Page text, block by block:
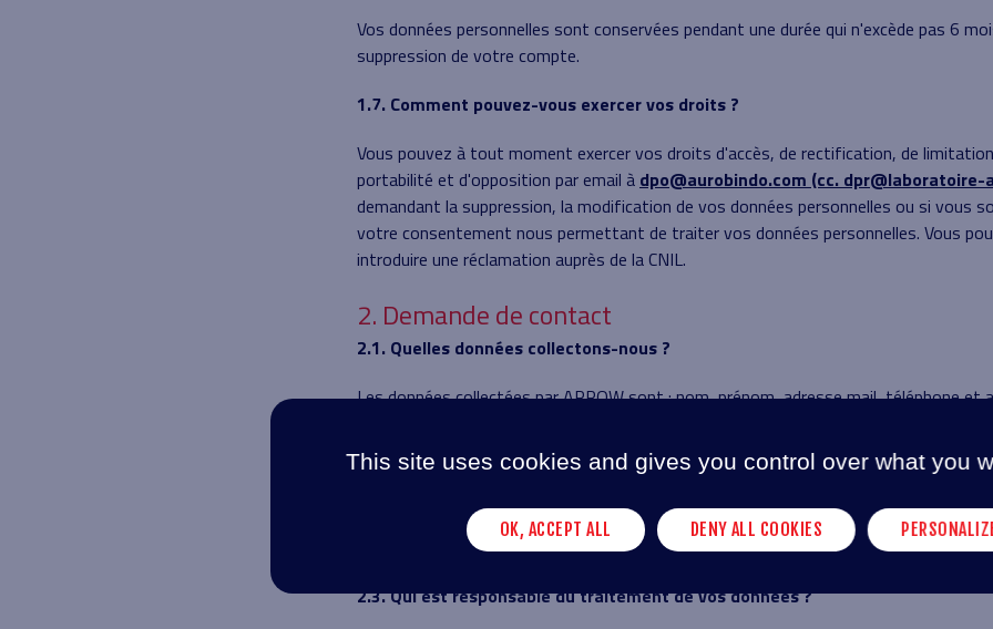
Vos données personnelles sont conservées pendant une durée qui n'excède pas 6
suppression de votre compte.
1.7. Comment pouvez-vous exercer vos droits ?
Vous pouvez à tout moment exercer vos droits d'accès, de rectification, de
portabilité et d'opposition par email à dpo@aurobindo.com (cc. dpr@laboratoire-
demandant la suppression, la modification de vos données personnelles ou si vous
votre consentement nous permettant de traiter vos données personnelles. Vous
introduire une réclamation auprès de la CNIL.
2. Demande de contact
2.1. Quelles données collectons-nous ?
Les données collectées par ARROW sont : nom, prénom, adresse mail, téléphone et
un fichier d'utilisateurs et de prospects pour adresser des newsletters
notre actualité et messages promotionnels.
2.3. Qui est responsable du traitement de vos données ?
This site uses cookies and gives you control over what you
OK, ACCEPT ALL DENY ALL COOKIES